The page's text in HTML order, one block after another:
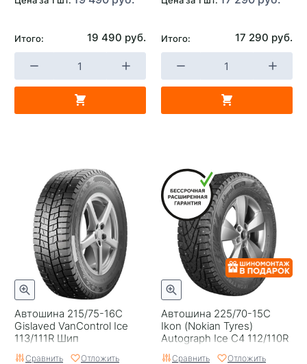
Итого: 19 490 руб. Итого: 17 290 руб.
Автошина 215/75-16C
Gislaved VanControl Ice
113/111R Шип
Сравнить Отложить
Автошина 225/70-15C
Ikon (Nokian Tyres)
Autograph Ice C4 112/110R
Шип
Сравнить Отложить